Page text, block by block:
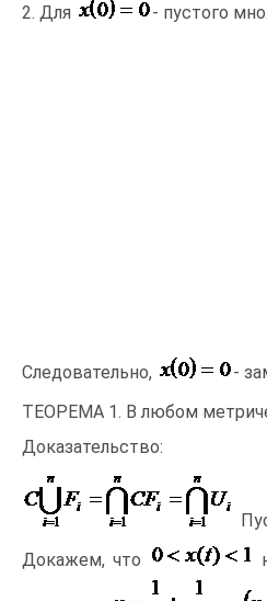
2. Для - пустого
Следовательно,
-
ТЕОРЕМА 1. В любом
Доказательство:
Докажем, что